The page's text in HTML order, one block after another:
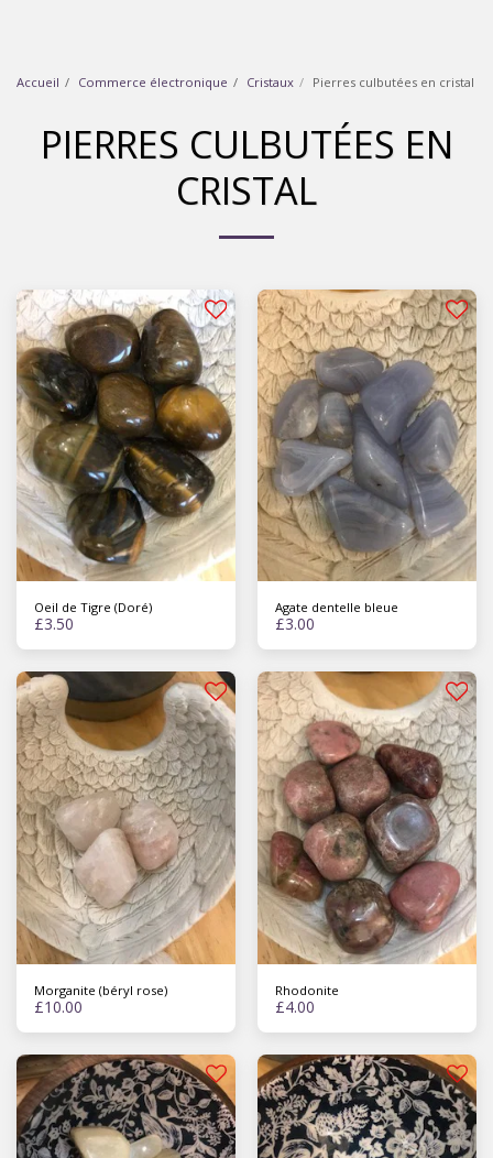
Accueil Commerce électronique Cristaux Pierres culbutées en cristal
PIERRES CULBUTÉES EN
CRISTAL
Oeil de Tigre (Doré)
£3.50
Agate dentelle bleue
£3.00
Morganite (béryl rose)
£10.00
Rhodonite
£4.00